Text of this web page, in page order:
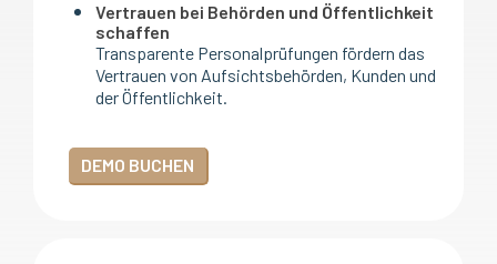
Vertrauen bei Behörden und Öffentlichkeit
schaffen
Transparente Personalprüfungen fördern das
Vertrauen von Aufsichtsbehörden, Kunden und
der Öffentlichkeit.
DEMO BUCHEN